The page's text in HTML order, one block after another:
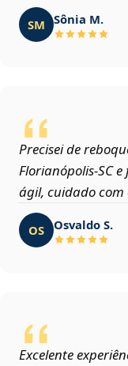
SM Sônia M.
Precisei de
Florianópolis‑SC
ágil, cuidado com
OS Osvaldo S.
Excelente